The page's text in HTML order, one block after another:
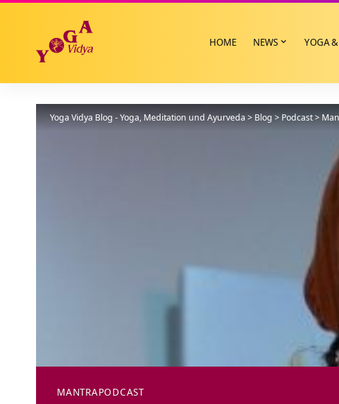
HOME NEWS YOGA
Yoga Vidya Blog - Yoga, Meditation und Ayurveda > Blog > Podcast>
MANTRAPODCAST